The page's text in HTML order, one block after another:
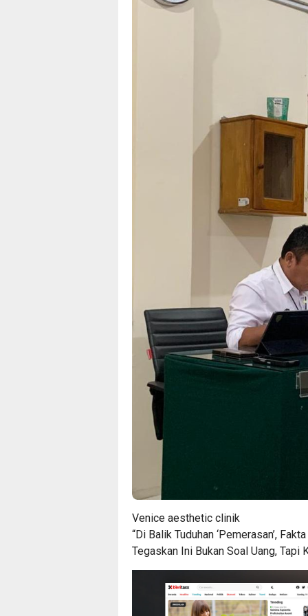
Venice aesthetic clinik
“Di Balik Tuduhan ‘Pemerasan’,
Tegaskan Ini Bukan Soal Uang, Tapi